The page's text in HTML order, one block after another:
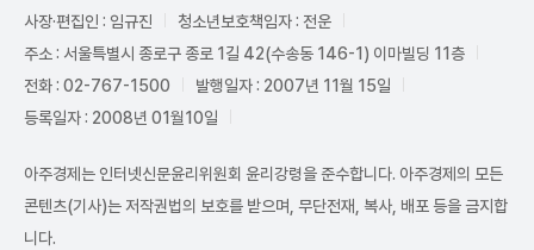
사장·편집인 : 임규진
청소년보호책임자 : 전운
주소 : 서울특별시 종로구 종로 1길 42(수송동 146-1) 이마빌딩 11층
전화 : 02-767-1500
발행일자 : 2007년 11월 15일
등록일자 : 2008년 01월10일
아주경제는 인터넷신문윤리위원회 윤리강령을 준수합니다. 아주경제의 모든
콘텐츠(기사)는 저작권법의 보호를 받으며, 무단전재, 복사, 배포 등을 금지합
니다.